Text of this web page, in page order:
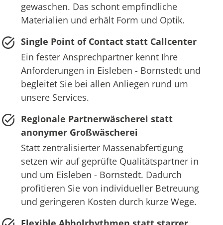
gewaschen. Das schont empfindliche
Materialien und erhält Form und Optik.
Single Point of Contact statt Callcenter
Ein fester Ansprechpartner kennt Ihre
Anforderungen in Eisleben - Bornstedt und
begleitet Sie bei allen Anliegen rund um
unsere Services.
Regionale Partnerwäscherei statt
anonymer Großwäscherei
Statt zentralisierter Massenabfertigung
setzen wir auf geprüfte Qualitätspartner in
und um Eisleben - Bornstedt. Dadurch
profitieren Sie von individueller Betreuung
und geringeren Kosten durch kurze Wege.